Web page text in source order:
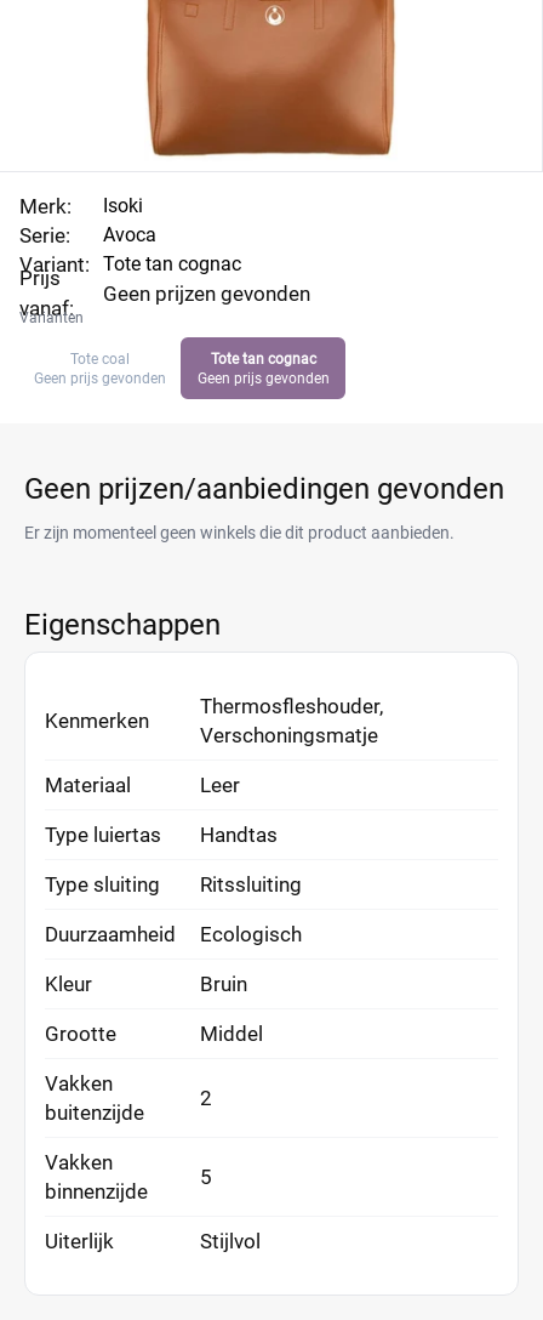
Merk:
Serie:
Variant:
Prijs
vanaf:
Isoki
Avoca
Tote tan cognac
Geen prijzen gevonden
Varianten
Tote coal
Geen prijs gevonden
Tote tan cognac
Geen prijs gevonden
Geen prijzen/aanbiedingen gevonden
Er zijn momenteel geen winkels die dit product aanbieden.
Eigenschappen
Kenmerken
Thermosfleshouder,
Verschoningsmatje
Materiaal Leer
Type luiertas Handtas
Type sluiting Ritssluiting
Duurzaamheid Ecologisch
Kleur Bruin
Grootte Middel
Vakken
buitenzijde
2
Vakken
binnenzijde
5
Uiterlijk Stijlvol